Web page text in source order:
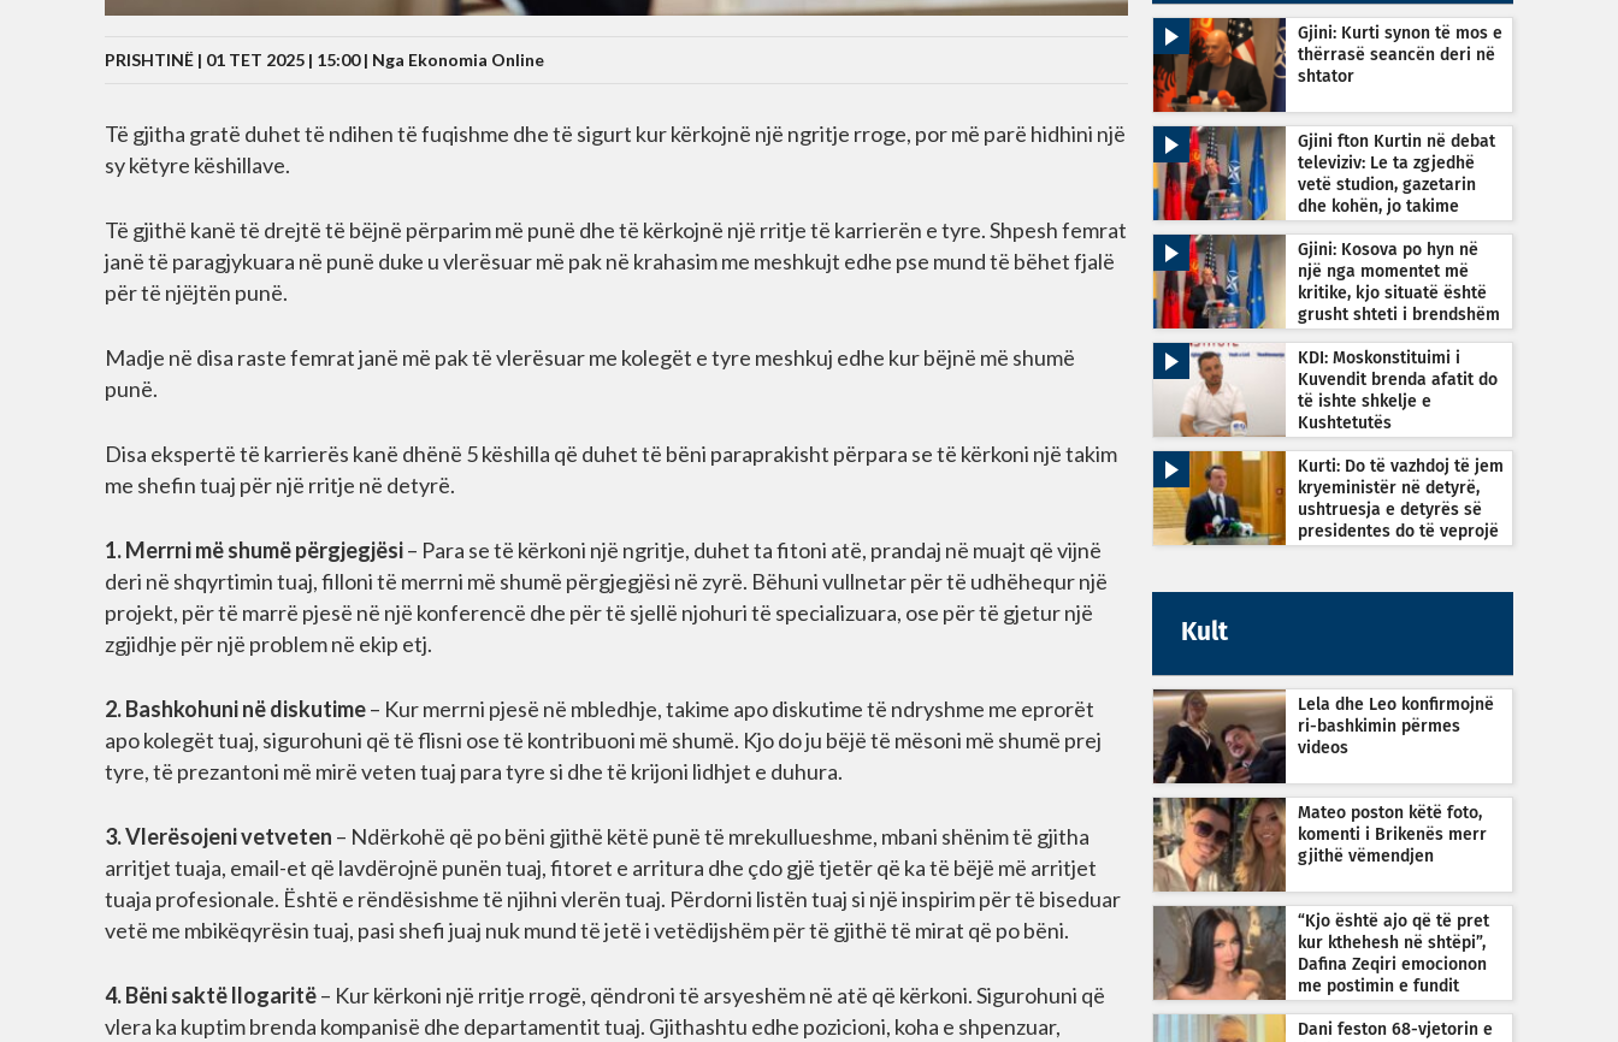
PRISHTINË | 01 TET 2025 | 15:00 | Nga Ekonomia Online
Të gjitha gratë duhet të ndihen të fuqishme dhe të sigurt kur kërkojnë një ngritje rroge, por më parë hidhini një
sy këtyre këshillave.
Të gjithë kanë të drejtë të bëjnë përparim më punë dhe të kërkojnë një rritje të karrierën e tyre. Shpesh femrat
janë të paragjykuara në punë duke u vlerësuar më pak në krahasim me meshkujt edhe pse mund të bëhet fjalë
për të njëjtën punë.
Madje në disa raste femrat janë më pak të vlerësuar me kolegët e tyre meshkuj edhe kur bëjnë më shumë
punë.
Disa ekspertë të karrierës kanë dhënë 5 këshilla që duhet të bëni paraprakisht përpara se të kërkoni një takim
me shefin tuaj për një rritje në detyrë.
1. Merrni më shumë përgjegjësi– Para se të kërkoni një ngritje, duhet ta fitoni atë, prandaj në muajt që vijnë
deri në shqyrtimin tuaj, filloni të merrni më shumë përgjegjësi në zyrë. Bëhuni vullnetar për të udhëhequr një
projekt, për të marrë pjesë në një konferencë dhe për të sjellë njohuri të specializuara, ose për të gjetur një
zgjidhje për një problem në ekip etj.
2. Bashkohuni në diskutime– Kur merrni pjesë në mbledhje, takime apo diskutime të ndryshme me eprorët
apo kolegët tuaj, sigurohuni që të flisni ose të kontribuoni më shumë. Kjo do ju bëjë të mësoni më shumë prej
tyre, të prezantoni më mirë veten tuaj para tyre si dhe të krijoni lidhjet e duhura.
3. Vlerësojenivetveten – Ndërkohë që po bëni gjithë këtë punë të mrekullueshme, mbani shënim të gjitha
arritjet tuaja, email-et që lavdërojnë punën tuaj, fitoret e arritura dhe çdo gjë tjetër që ka të bëjë më arritjet
tuaja profesionale. Është e rëndësishme të njihni vlerën tuaj. Përdorni listën tuaj si një inspirim për të biseduar
vetë me mbikëqyrësin tuaj, pasi shefi juaj nuk mund të jetë i vetëdijshëm për të gjithë të mirat që po bëni.
4. Bëni saktë llogaritë– Kur kërkoni një rritje rrogë, qëndroni të arsyeshëm në atë që kërkoni. Sigurohuni që
vlera ka kuptim brenda kompanisë dhe departamentit tuaj. Gjithashtu edhe pozicioni, koha e shpenzuar,
Gjini: Kurti synon të mos e
thërrasë seancën deri në
shtator
Gjini fton Kurtin në debat
televiziv: Le ta zgjedhë
vetë studion, gazetarin
dhe kohën, jo takime
Gjini: Kosova po hyn në
një nga momentet më
kritike, kjo situatë është
grusht shteti i brendshëm
KDI: Moskonstituimi i
Kuvendit brenda afatit do
të ishte shkelje e
Kushtetutës
Kurti: Do të vazhdoj të jem
kryeministër në detyrë,
ushtruesja e detyrës së
presidentes do të veprojë
Kult
Lela dhe Leo konfirmojnë
ri-bashkimin përmes
videos
Mateo poston këtë foto,
komenti i Brikenës merr
gjithë vëmendjen
“Kjo është ajo që të pret
kur kthehesh në shtëpi”,
Dafina Zeqiri emocionon
me postimin e fundit
Dani feston 68-vjetorin e